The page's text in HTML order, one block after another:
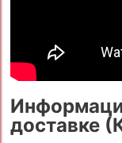
доставке